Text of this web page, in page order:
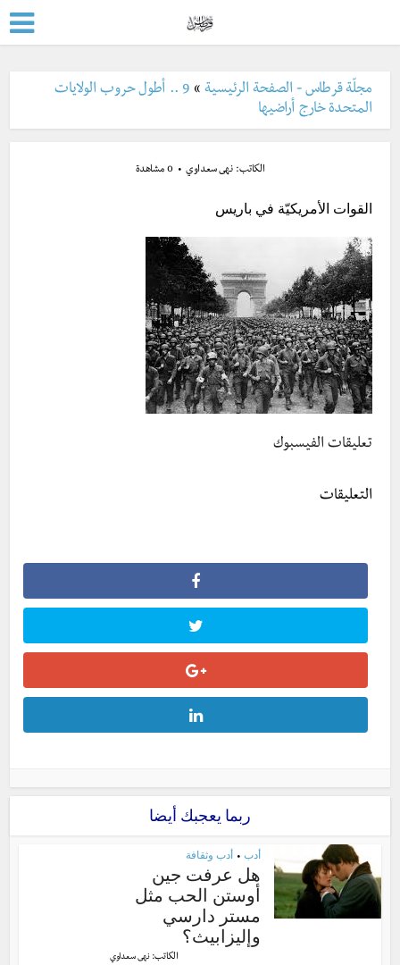
مجلّة قرطاس - الصفحة الرئيسية »
9 .. أطول حروب الولايات
المتحدة خارج أراضيها
الكاتب:نهى سعداوي 0 مشاهدة
القوات الأمريكيّة في باريس
تعليقات الفيسبوك
التعليقات
ربما يعجبك أيضا
أدب • أدب وثقافة
هل عرفت جين
أوستن الحب مثل
مستر دارسي
وإليزابيث؟
الكاتب: نهى سعداوي